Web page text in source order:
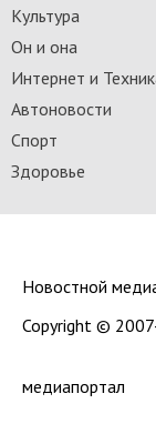
Культура
Он и она
Интернет и
Автоновости
Спорт
Здоровье
Новостной
Copyright ©
медиапортал